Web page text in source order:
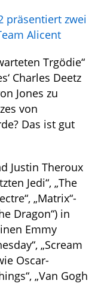
präsentiert zwei
Alicent
Trgödie“
Charles Deetz
Jones zu
von
Das ist gut
Justin Theroux
Jedi“, „The
„Matrix“-
Dragon“) in
Emmy
„Scream
Oscar-
„Van Gogh